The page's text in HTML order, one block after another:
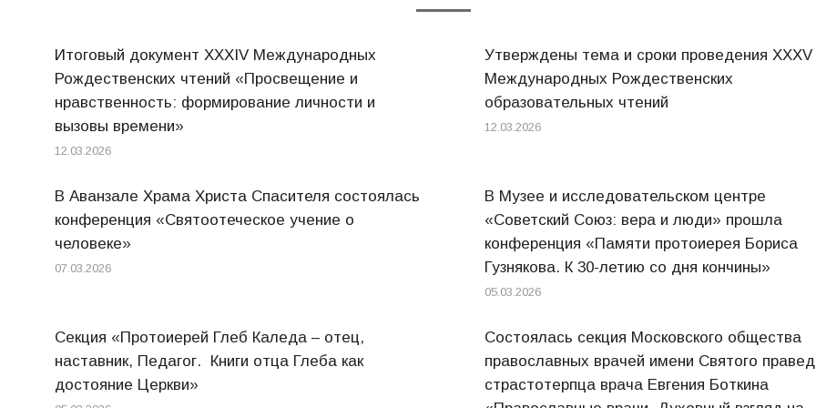
Итоговый документ XXХIV Международных
Рождественских чтений «Просвещение и
нравственность: формирование личности и
вызовы времени»
12.03.2026
Утверждены тема и сроки проведения XXXV
Международных Рождественских
образовательных чтений
12.03.2026
В Аванзале Храма Христа Спасителя состоялась
конференция «Святоотеческое учение о
человеке»
07.03.2026
В Музее и исследовательском центре
«Советский Союз: вера и люди» прошла
конференция «Памяти протоиерея Бориса
Гузнякова. К 30-летию со дня кончины»
05.03.2026
Секция «Протоиерей Глеб Каледа – отец,
наставник, Педагог. Книги отца Глеба как
достояние Церкви»
Состоялась секция Московского общества
православных врачей имени Святого
страстотерпца врача Евгения Боткина